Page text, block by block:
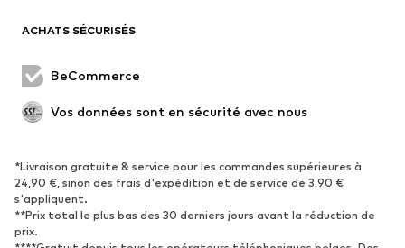
Occasions spéciales
Nouveautés
Tendance
Baskets
Escarpins et talons hauts
Bottes
ACHATS SÉCURISÉS
BeCommerce
Vos données sont en sécurité avec nous
*Livraison gratuite & service pour les commandes supérieures à
24,90 €, sinon des frais d'expédition et de service de 3,90 €
s'appliquent.
**Prix total le plus bas des 30 derniers jours avant la réduction de
prix.